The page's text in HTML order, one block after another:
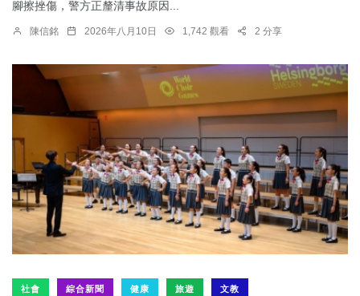
腳擦挫傷，警方正釐清事故原因...
陳信銘 2026年八月10日 1,742 觀看 2 分享
社會 綜合新聞 健康 旅遊 文教